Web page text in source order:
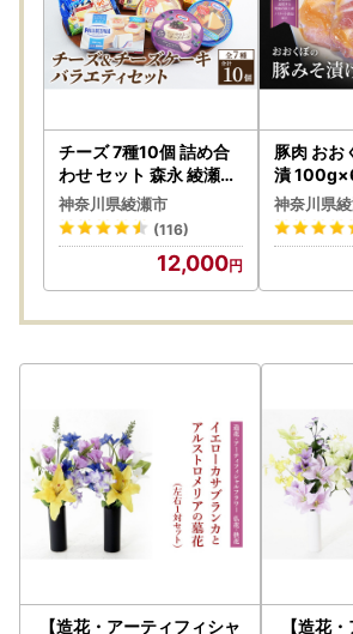
チーズ 7種10個 詰め合
わせ セット 森永 綾瀬市
チーズ
神奈川県綾瀬市
(116)
12,000
豚肉 おお
漬
神奈川県
【造花・アーティフィシャ
【造花